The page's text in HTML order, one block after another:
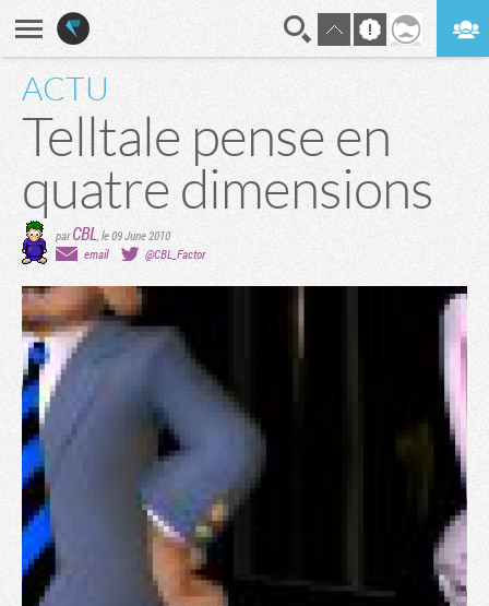
ACTU
Telltale pense en
quatre dimensions
parCBL le 09 June 2010
email
@CBL_Factor